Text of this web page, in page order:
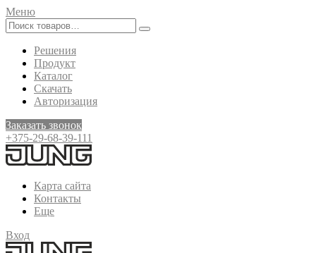
Меню
Решения
Продукт
Каталог
Скачать
Авторизация
Заказать звонок
+375-29-68-39-111
Карта сайта
Контакты
Еще
Вход